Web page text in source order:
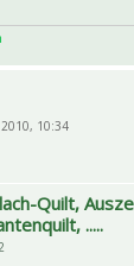
10:34
Quilt,
.....